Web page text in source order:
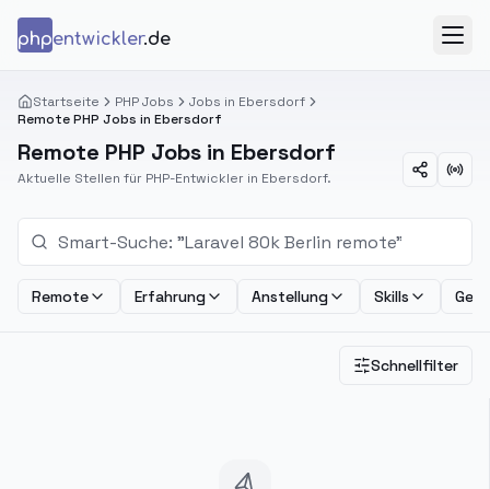
phpentwickler.de
Startseite PHP Jobs
Jobs in Ebersdorf
Remote PHP Jobs in Ebersdorf
Remote PHP Jobs in Ebersdorf
Aktuelle Stellen für PHP-Entwickler in Ebersdorf.
Remote Erfahrung Anstellung Skills
Schnellfilter